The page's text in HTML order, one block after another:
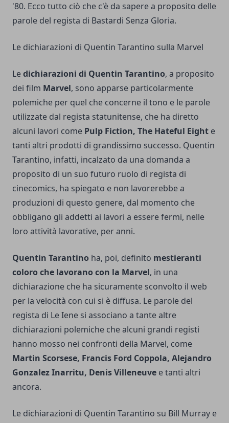
'80. Ecco tutto ciò che c'è da sapere a proposito delle
parole del regista di Bastardi Senza Gloria.
Le dichiarazioni di Quentin Tarantino sulla Marvel
Ledichiarazioni di Quentin Tarantino, a proposito
dei film Marvel, sono apparse particolarmente
polemiche per quel che concerne il tono e le parole
utilizzate dal regista statunitense, che ha diretto
alcuni lavori come Pulp Fiction, The Hateful Eight e
tanti altri prodotti di grandissimo successo. Quentin
Tarantino, infatti, incalzato da una domanda a
proposito di un suo futuro ruolo di regista di
cinecomics, ha spiegato e non lavorerebbe a
produzioni di questo genere, dal momento che
obbligano gli addetti ai lavori a essere fermi, nelle
loro attività lavorative, per anni.
Quentin Tarantino ha, poi, definito mestieranti
coloro che lavorano con la Marvel, in una
dichiarazione che ha sicuramente sconvolto il web
per la velocità con cui si è diffusa. Le parole del
regista di Le Iene si associano a tante altre
dichiarazioni polemiche che alcuni grandi registi
hanno mosso nei confronti della Marvel, come
Martin Scorsese, Francis Ford Coppola, Alejandro
Gonzalez Inarritu, Denis Villeneuve e tanti altri
ancora.
Le dichiarazioni di Quentin Tarantino su Bill Murray e